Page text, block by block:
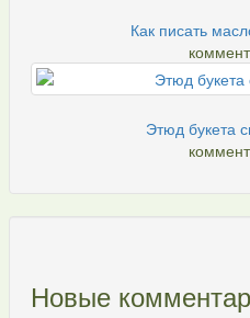
Как писать
Этюд букета
Новые